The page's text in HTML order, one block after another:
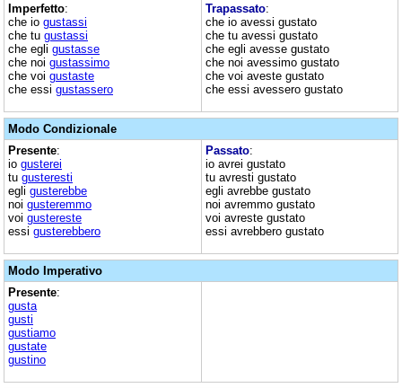
Imperfetto:
che io gustassi
che tu gustassi
che egli gustasse
che noi gustassimo
che voi gustaste
che essi gustassero
Trapassato:
che io avessi gustato
che tu avessi gustato
che egli avesse gustato
che noi avessimo gustato
che voi aveste gustato
che essi avessero gustato
Modo Condizionale
Presente:
io gusterei
tu gusteresti
egli gusterebbe
noi gusteremmo
voi gustereste
essi gusterebbero
Passato:
io avrei gustato
tu avresti gustato
egli avrebbe gustato
noi avremmo gustato
voi avreste gustato
essi avrebbero gustato
Modo Imperativo
Presente:
gusta
gusti
gustiamo
gustate
gustino